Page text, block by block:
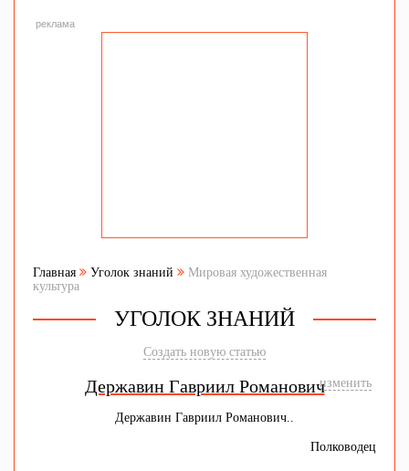
реклама
Главная Уголок знаний
Мировая художественная
культура
УГОЛОК ЗНАНИЙ
Создать новую статью
изменить
Державин Гавриил Романович
Державин Гавриил Романович..
Полководец